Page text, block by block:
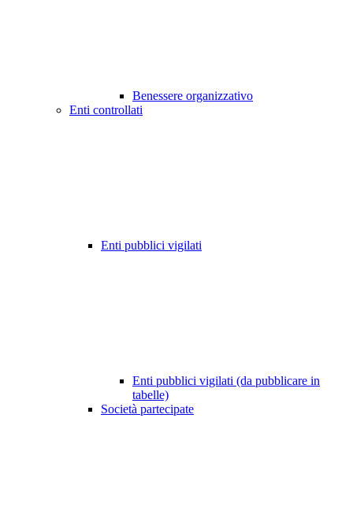
Benessere organizzativo
Enti controllati
Enti pubblici vigilati
Enti pubblici vigilati (da pubblicare in
tabelle)
Società partecipate